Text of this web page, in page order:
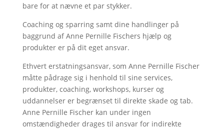
bare for at nævne et par stykker.
Coaching og sparring samt dine handlinger på
baggrund af Anne Pernille Fischers hjælp og
produkter er på dit eget ansvar.
Ethvert erstatningsansvar, som Anne Pernille Fischer
måtte pådrage sig i henhold til sine services,
produkter, coaching, workshops, kurser og
uddannelser er begrænset til direkte skade og tab.
Anne Pernille Fischer kan under ingen
omstændigheder drages til ansvar for indirekte